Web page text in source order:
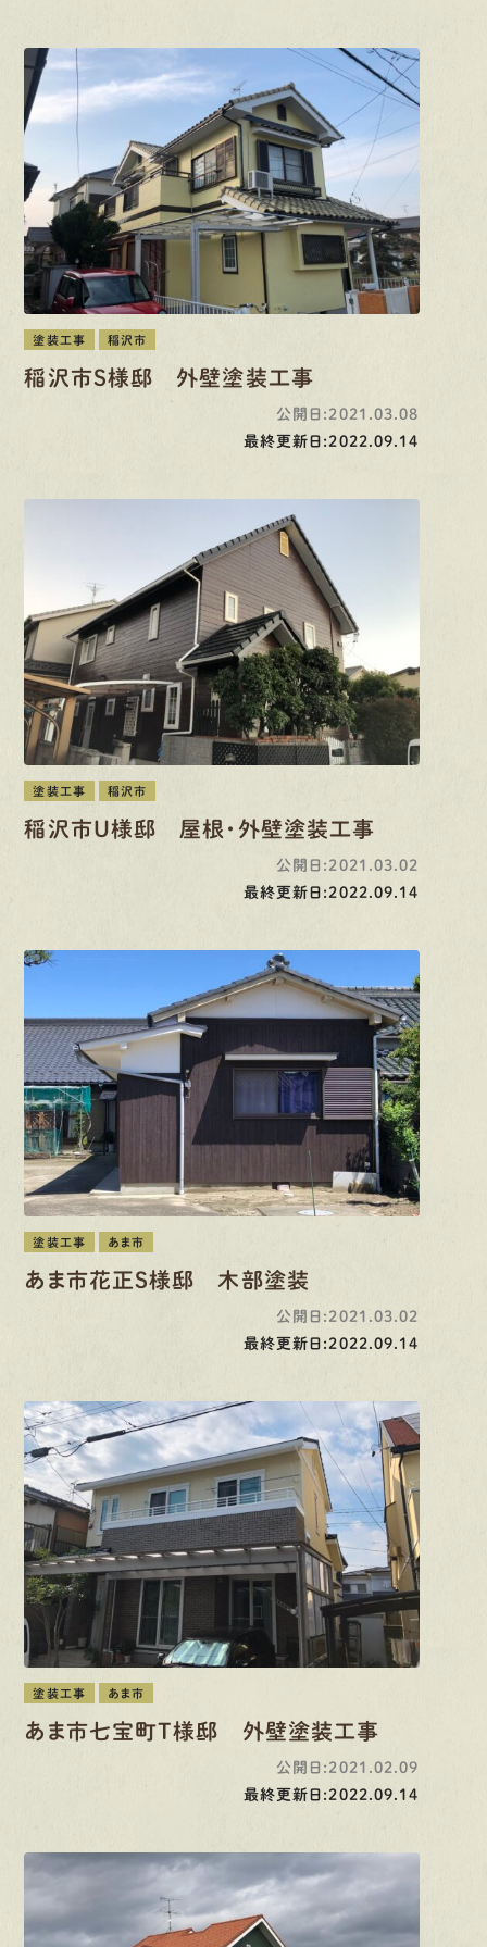
塗装工事 稲沢市
稲沢市S様邸 外壁塗装工事
公開日:2021.03.08
最終更新日:2022.09.14
塗装工事 稲沢市
稲沢市U様邸 屋根・外壁塗装工事
公開日:2021.03.02
最終更新日:2022.09.14
塗装工事 あま市
あま市花正S様邸 木部塗装
公開日:2021.03.02
最終更新日:2022.09.14
塗装工事 あま市
あま市七宝町T様邸 外壁塗装工事
公開日:2021.02.09
最終更新日:2022.09.14